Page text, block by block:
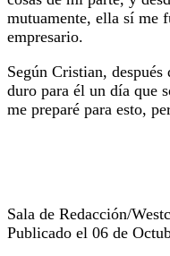
mutuamente, ella sí me
empresario.
Según Cristian,
duro para él un día que
me preparé para esto,
Sala de Redacción/
Publicado el 06 de